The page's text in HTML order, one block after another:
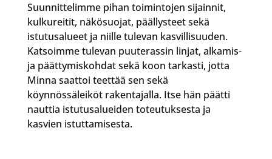
Suunnittelimme pihan toimintojen sijainnit,
kulkureitit, näkösuojat, päällysteet sekä
istutusalueet ja niille tulevan kasvillisuuden.
Katsoimme tulevan puuterassin linjat, alkamis-
ja päättymiskohdat sekä koon tarkasti, jotta
Minna saattoi teettää sen sekä
köynnössäleiköt rakentajalla. Itse hän päätti
nauttia istutusalueiden toteutuksesta ja
kasvien istuttamisesta.